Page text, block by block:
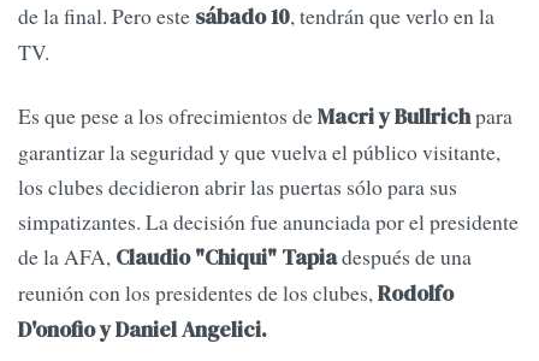
de la final. Pero este sábado 10, tendrán que verlo en la
TV.
Es que pese a los ofrecimientos deMacri y Bullrichpara
garantizar la seguridad y que vuelva el público visitante,
los clubes decidieron abrir las puertas sólo para sus
simpatizantes. La decisión fue anunciada por el presidente
de la AFA, Claudio "Chiqui" Tapiadespués de una
reunión con los presidentes de los clubes,Rodolfo
D'onofio y Daniel Angelici.